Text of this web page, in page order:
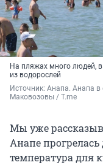
На пляжах много людей, в
из водорослей
Источник: Анапа. Анапа в
Маковозовы / T.me
Мы уже
Анапе
температура для